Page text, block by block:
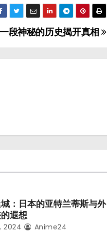
段神秘的历史揭开真相
：日本的亚特兰蒂斯与外
遐想
2024 Anime24